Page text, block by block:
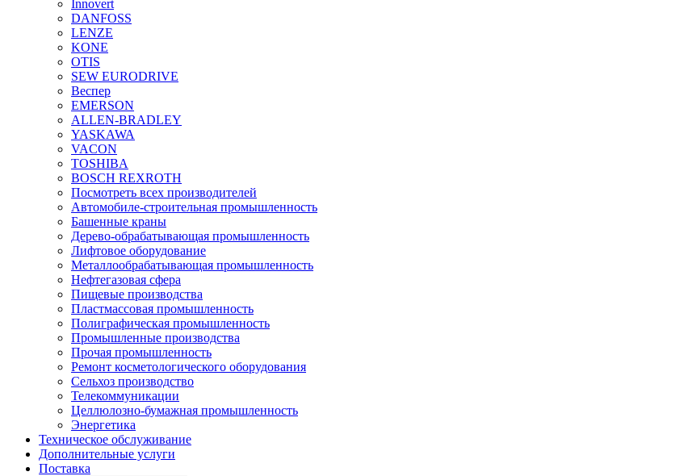
Innovert
DANFOSS
LENZE
KONE
OTIS
SEW EURODRIVE
Веспер
EMERSON
ALLEN-BRADLEY
YASKAWA
VACON
TOSHIBA
BOSCH REXROTH
Посмотреть всех производителей
Автомобиле-строительная промышленность
Башенные краны
Дерево-обрабатывающая промышленность
Лифтовое оборудование
Металлообрабатывающая промышленность
Нефтегазовая сфера
Пищевые производства
Пластмассовая промышленность
Полиграфическая промышленность
Промышленные производства
Прочая промышленность
Ремонт косметологического оборудования
Сельхоз производство
Телекоммуникации
Целлюлозно-бумажная промышленность
Энергетика
Техническое обслуживание
Дополнительные услуги
Поставка